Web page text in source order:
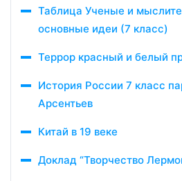
Таблица Ученые и
основные идеи (7 класс)
Террор красный и белый
История России 7 класс
Арсентьев
Китай в 19 веке
Доклад “Творчество